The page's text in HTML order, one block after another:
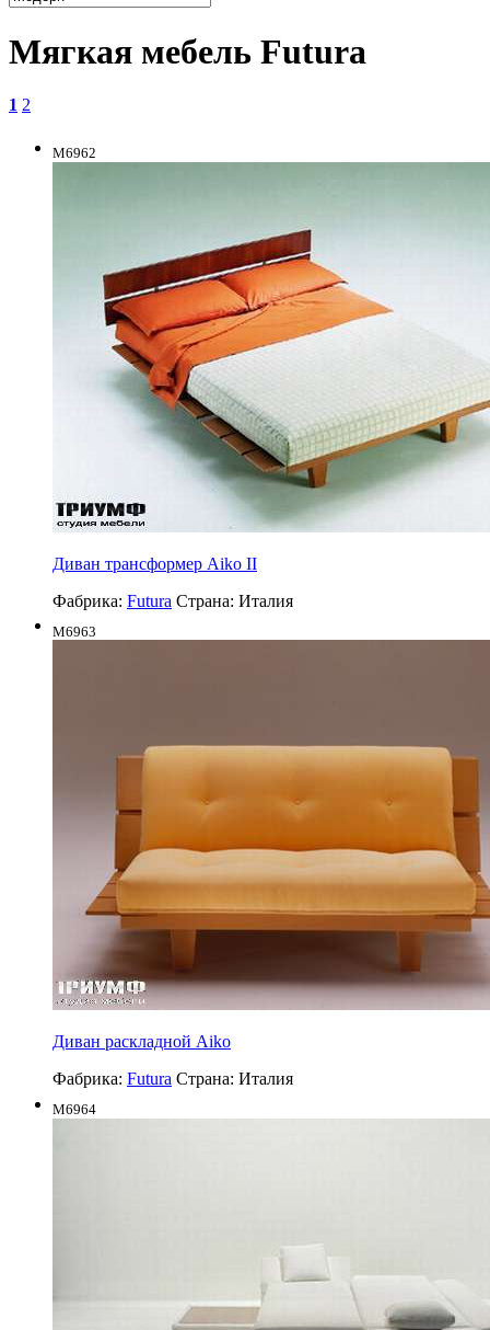
Мягкая мебель Futura
1 2
M6962
Диван трансформер Aiko II
Фабрика: Futura Страна: Италия
M6963
Диван раскладной Aiko
Фабрика: Futura Страна: Италия
M6964